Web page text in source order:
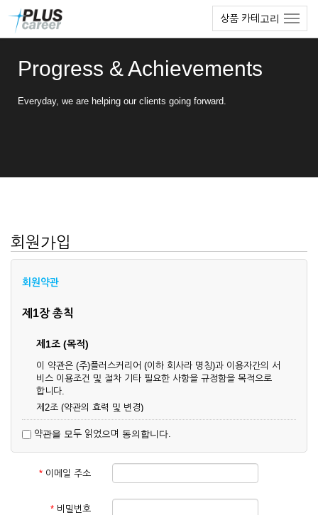
상품 카테고리
Progress & Achievements
Everyday, we are helping our clients going forward.
회원가입
회원약관
제1장 총칙
제1조 (목적)
이 약관은 (주)플러스커리어 (이하 회사라 명칭)과 이용자간의 서
비스 이용조건 및 절차 기타 필요한 사항을 규정함을 목적으로
합니다.
제2조 (약관의 효력 및 변경)
업상 중요 하거나 합리적인 사유가 발생할 경우 온라인 공사를
통하여 변경할 수 있습니다.
② 회원은 변경된 약관에 동의하지 않을 경우 서비스 이용을 중
단하고 이용계약을 해지할 수 있습니다. 약관의 효력 발생일 이
것으로 간주됩니다.
약관을 모두 읽었으며 동의합니다.
* 이메일 주소
* 비밀번호